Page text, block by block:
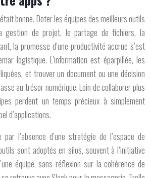
bonne. Doter les équipes des meilleurs outils
gestion de projet, le partage de fichiers, la
la promesse d’une productivité accrue s’est
logistique. L’information est éparpillée, les
et trouver un document ou une décision
au trésor numérique. Loin de collaborer plus
perdent un temps précieux à simplement
d’applications.
l’absence d’une stratégie de l’espace de
sont adoptés en silos, souvent à l’initiative
équipe, sans réflexion sur la cohérence de